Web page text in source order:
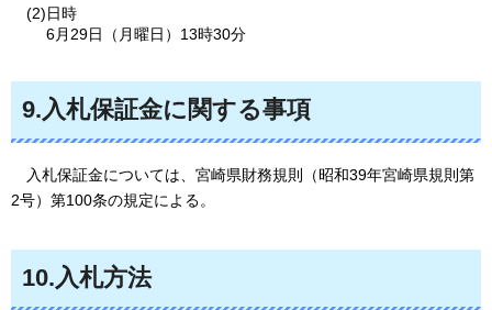
(2)日時
6月29日（月曜日）13時30分
9.入札保証金に関する事項
入札保証金については、宮崎県財務規則（昭和39年宮崎県規則第
2号）第100条の規定による。
10.入札方法